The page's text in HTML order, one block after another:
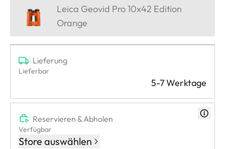
Leica Geovid Pro 10x42 Edition
Orange
Lieferung
Lieferbar
5-7 Werktage
Reservieren & Abholen
Verfügbar
Store auswählen